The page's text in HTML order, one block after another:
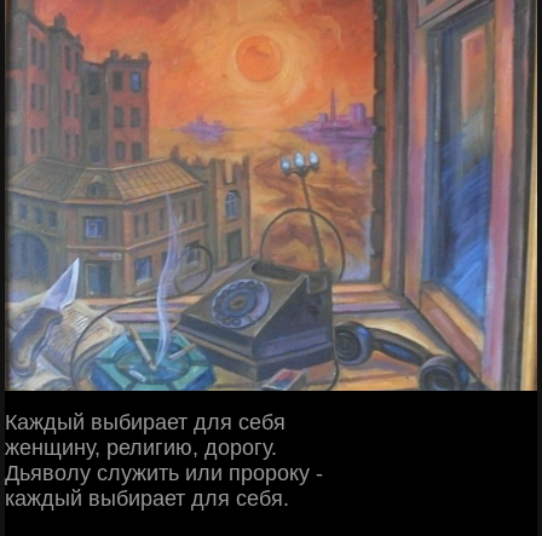
Каждый выбирает для себя
женщину, религию, дорогу.
Дьяволу служить или пророку -
каждый выбирает для себя.